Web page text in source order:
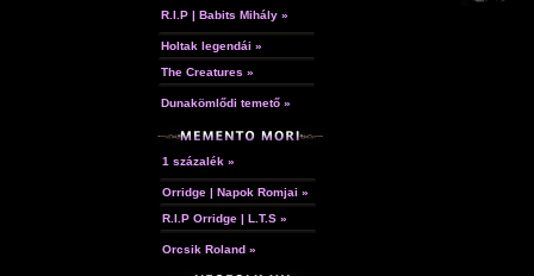
R.I.P | Babits Mihály »
Holtak legendái »
The Creatures »
Dunakömlődi temető »
1 százalék »
Orridge | Napok Romjai »
R.I.P Orridge | L.T.S »
Orcsik Roland »